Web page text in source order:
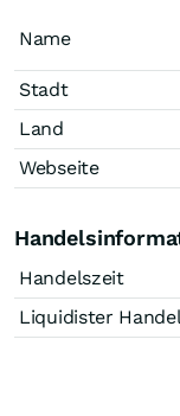
Name
Stadt
Land
Webseite
Handelszeit
Liquidister